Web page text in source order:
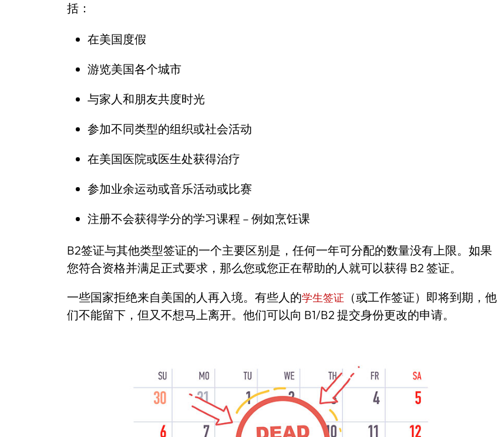
括：
在美国度假
游览美国各个城市
与家人和朋友共度时光
参加不同类型的组织或社会活动
在美国医院或医生处获得治疗
参加业余运动或音乐活动或比赛
注册不会获得学分的学习课程 – 例如烹饪课
B2签证与其他类型签证的一个主要区别是，任何一年可分配的数量没有上限。如果
您符合资格并满足正式要求，那么您或您正在帮助的人就可以获得 B2 签证。
一些国家拒绝来自美国的人再入境。有些人的学生签证 （或工作签证）即将到期，他
们不能留下，但又不想马上离开。他们可以向 B1/B2 提交身份更改的申请。